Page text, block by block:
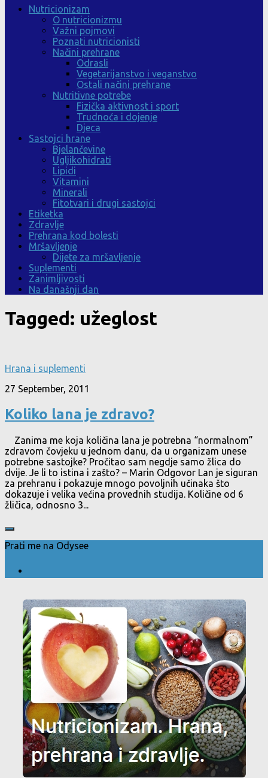
Nutricionizam
O nutricionizmu
Važni pojmovi
Poznati nutricionisti
Načini prehrane
Odrasli
Vegetarijanstvo i veganstvo
Ostali načini prehrane
Nutritivne potrebe
Fizička aktivnost i sport
Trudnoća i dojenje
Djeca
Sastojci hrane
Bjelančevine
Ugljikohidrati
Lipidi
Vitamini
Minerali
Fitotvari i drugi sastojci
Etiketka
Zdravlje
Prehrana kod bolesti
Mršavljenje
Dijete za mršavljenje
Suplementi
Zanimljivosti
Na današnji dan
Tagged: užeglost
Hrana i suplementi
27 September, 2011
Koliko lana je zdravo?
Zanima me koja količina lana je potrebna “normalnom”
zdravom čovjeku u jednom danu, da u organizam unese
potrebne sastojke? Pročitao sam negdje samo žlica do
dvije. Je li to istina i zašto? – Marin Odgovor Lan je siguran
za prehranu i pokazuje mnogo povoljnih učinaka što
dokazuje i velika većina provednih studija. Količine od 6
žličica, odnosno 3...
Prati me na Odysee